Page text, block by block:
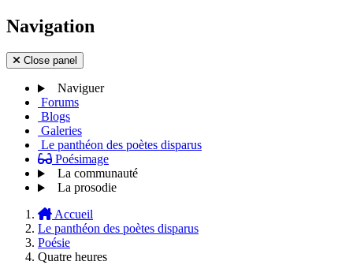
Navigation
Close panel
Naviguer
Forums
Blogs
Galeries
Le panthéon des poètes disparus
Poésimage
La communauté
La prosodie
Accueil
Le panthéon des poètes disparus
Poésie
Quatre heures